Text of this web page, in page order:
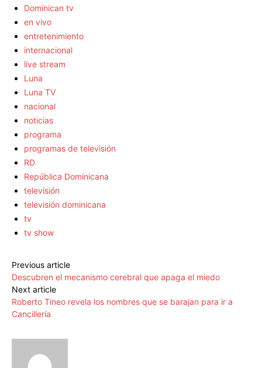
Dominican tv
en vivo
entretenimiento
internacional
live stream
Luna
Luna TV
nacional
noticias
programa
programas de televisión
RD
República Dominicana
televisión
televisión dominicana
tv
tv show
Previous article
Descubren el mecanismo cerebral que apaga el miedo
Next article
Roberto Tineo revela los nombres que se barajan para ir a
Cancillería